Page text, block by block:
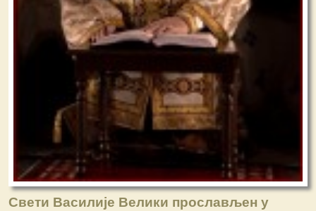
Свети Василије Велики прослављен у